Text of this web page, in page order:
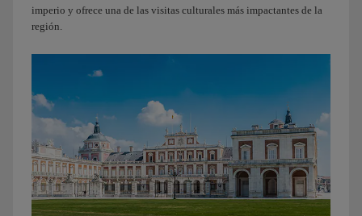
imperio y ofrece una de las visitas culturales más impactantes de la
región.